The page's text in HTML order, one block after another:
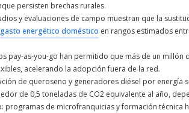
persisten brechas rurales.
y evaluaciones de campo muestran que la
gasto energético doméstico en rangos estimados
pay-as-you-go han permitido que más de un millón
acelerando la adopción fuera de la red.
de queroseno y generadores diésel por energía
de 0,5 toneladas de CO2 equivalente al año,
programas de microfranquicias y formación técnica